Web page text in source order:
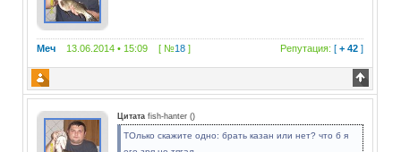
Меч 13.06.2014 • 15:09 [ №18 ] Репутация: [+ 42 ]
Цитата fish-hanter ()
ТОлько скажите одно: брать казан или нет? что б я